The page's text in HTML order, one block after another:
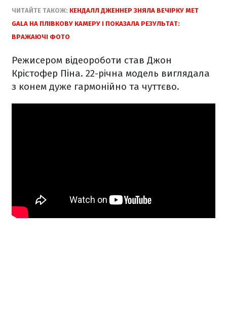
ЧИТАЙТЕ ТАКОЖ: КЕНДАЛЛ ДЖЕННЕР ЗНЯЛА ВЕЧІРКУ MET
GALA НА ПЛІВКОВУ КАМЕРУ І ПОКАЗАЛА РЕЗУЛЬТАТ:
ВРАЖАЮЧІ ФОТО
Режисером відеороботи став Джон
Крістофер Піна. 22-річна модель виглядала
з конем дуже гармонійно та чуттєво.